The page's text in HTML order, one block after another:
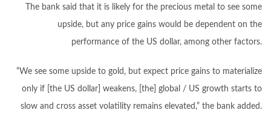
The bank said that it is likely for the precious metal to see some
upside, but any price gains would be dependent on the
performance of the US dollar, among other factors.
“We see some upside to gold, but expect price gains to materialize
only if [the US dollar] weakens, [the] global / US growth starts to
slow and cross asset volatility remains elevated,” the bank added.